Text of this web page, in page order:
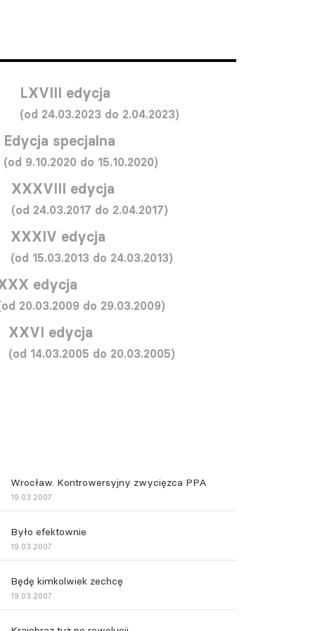
LXVIII edycja
(od 24.03.2023 do 2.04.2023)
Edycja specjalna
(od 9.10.2020 do 15.10.2020)
XXXVIII edycja
(od 24.03.2017 do 2.04.2017)
XXXIV edycja
(od 15.03.2013 do 24.03.2013)
edycja
20.03.2009 do 29.03.2009)
XXVI edycja
(od 14.03.2005 do 20.03.2005)
Wrocław. Kontrowersyjny zwycięzca PPA
19.03.2007
Było efektownie
19.03.2007
Będę kimkolwiek zechcę
19.03.2007